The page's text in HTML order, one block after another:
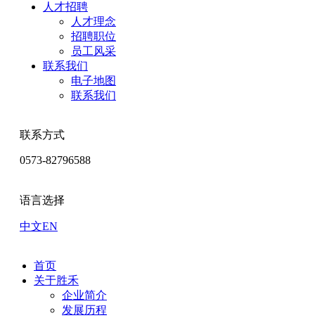
人才招聘
人才理念
招聘职位
员工风采
联系我们
电子地图
联系我们
联系方式
0573-82796588
语言选择
中文EN
首页
关于胜禾
企业简介
发展历程